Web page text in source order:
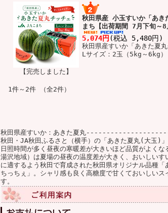
【完売しました】
秋田県産 小玉すいか「あ
まち【出荷期間 7月下旬～
5,074円 (税込 5,480円)
秋田県産すいか「あきた夏丸
Lサイズ：2玉（5kg～6kg）
1件～2件 （全2件）
秋田県産すいか：あきた夏丸
秋田・JA秋田ふるさと（横手）の「あきた夏丸(大玉)
日照時間が多く昼夜の寒暖差が大きいほど品質がよく
湯沢地域）は夏場の昼夜の温度差が大きく、おいしい
に適するよう秋田で育成された秋田県オリジナル品種
ちっちぇ」。シャリ感も良く高糖度で甘くておいしい
す。